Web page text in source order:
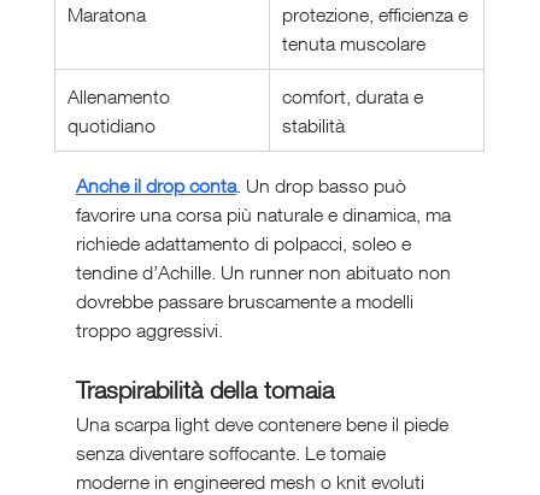
Maratona
protezione, efficienza e
tenuta muscolare
Allenamento
quotidiano
comfort, durata e
stabilità
Anche il drop conta. Un drop basso può
favorire una corsa più naturale e dinamica, ma
richiede adattamento di polpacci, soleo e
tendine d’Achille. Un runner non abituato non
dovrebbe passare bruscamente a modelli
troppo aggressivi.
Traspirabilità della tomaia
Una scarpa light deve contenere bene il piede
senza diventare soffocante. Le tomaie
moderne in engineered mesh o knit evoluti